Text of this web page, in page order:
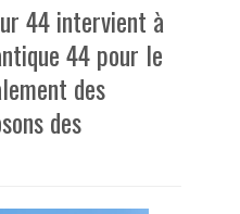
44 intervient à
44 pour le
des
des